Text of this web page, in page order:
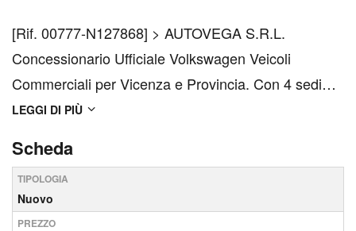
[Rif. 00777-N127868] > AUTOVEGA S.R.L.
Concessionario Ufficiale Volkswagen Veicoli
Commerciali per Vicenza e Provincia. Con 4 sedi
disponibili sul territorio (VICENZA + ARZIGNANO +
CRAFTER 35Q 2.0 TDI 140 CV L3 H3 > VEICOLO
UFFICIALE NAZIONALE...
LEGGI DI PIÙ
Scheda
TIPOLOGIA
Nuovo
PREZZO